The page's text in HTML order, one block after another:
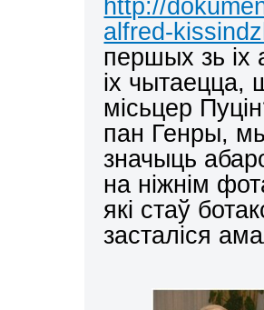
alfred-
першых зь
іх чытаецца,
місьцер
пан Генры,
значыць
на ніжнім
які стаў
засталіся